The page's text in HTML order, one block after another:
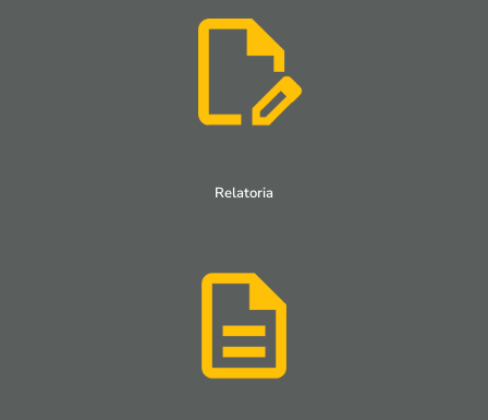
Relatoria